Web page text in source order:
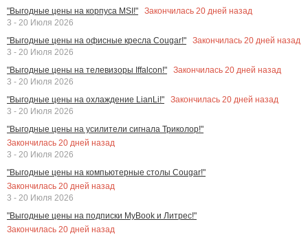
"Выгодные цены на корпуса MSI!" Закончилась 20 дней назад
3 - 20 Июля 2026
"Выгодные цены на офисные кресла Cougar!"
Закончилась 20 дней назад
3 - 20 Июля 2026
"Выгодные цены на телевизоры Iffalcon!"
Закончилась 20 дней назад
3 - 20 Июля 2026
"Выгодные цены на охлаждение LianLi!"
Закончилась 20 дней назад
3 - 20 Июля 2026
"Выгодные цены на усилители сигнала Триколор!"
Закончилась 20 дней назад
3 - 20 Июля 2026
"Выгодные цены на компьютерные столы Cougar!"
Закончилась 20 дней назад
3 - 20 Июля 2026
"Выгодные цены на подписки MyBook и Литрес!"
Закончилась 20 дней назад